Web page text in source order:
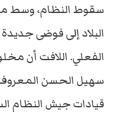
سقوط النظام، وسط
البلاد إلى فوضى
الفعلي. اللافت أن
سهيل الحسن المعروف
قيادات جيش النظام